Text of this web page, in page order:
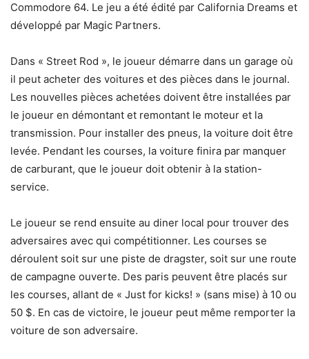
Commodore 64. Le jeu a été édité par California Dreams et
développé par Magic Partners.
Dans « Street Rod », le joueur démarre dans un garage où
il peut acheter des voitures et des pièces dans le journal.
Les nouvelles pièces achetées doivent être installées par
le joueur en démontant et remontant le moteur et la
transmission. Pour installer des pneus, la voiture doit être
levée. Pendant les courses, la voiture finira par manquer
de carburant, que le joueur doit obtenir à la station-
service.
Le joueur se rend ensuite au diner local pour trouver des
adversaires avec qui compétitionner. Les courses se
déroulent soit sur une piste de dragster, soit sur une route
de campagne ouverte. Des paris peuvent être placés sur
les courses, allant de « Just for kicks! » (sans mise) à 10 ou
50 $. En cas de victoire, le joueur peut même remporter la
voiture de son adversaire.